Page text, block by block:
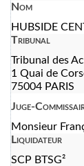
Nom
HUBSIDE
Tribunal
Tribunal des
1 Quai de
75004 PARIS
Juge-
Monsieur
Liquidateur
SCP BTSG²